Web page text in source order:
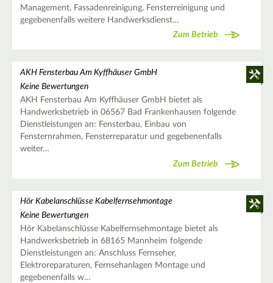
Management, Fassadenreinigung, Fensterreinigung und
gegebenenfalls weitere Handwerksdienst…
Zum Betrieb
AKH Fensterbau Am Kyffhäuser GmbH
Keine Bewertungen
AKH Fensterbau Am Kyffhäuser GmbH bietet als
Handwerksbetrieb in 06567 Bad Frankenhausen folgende
Dienstleistungen an: Fensterbau, Einbau von
Fensternrahmen, Fensterreparatur und gegebenenfalls
weiter…
Zum Betrieb
Hör Kabelanschlüsse Kabelfernsehmontage
Keine Bewertungen
Hör Kabelanschlüsse Kabelfernsehmontage bietet als
Handwerksbetrieb in 68165 Mannheim folgende
Dienstleistungen an: Anschluss Fernseher,
Elektroreparaturen, Fernsehanlagen Montage und
gegebenenfalls w…